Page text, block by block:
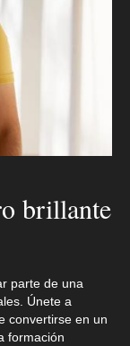
brillante
parte de una
Únete a
convertirse en un
formación